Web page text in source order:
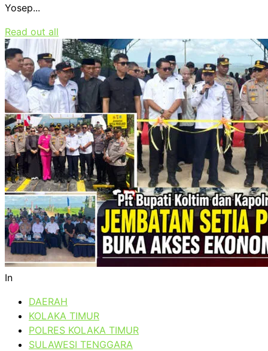
Yosep...
Read out all
In
DAERAH
KOLAKA TIMUR
POLRES KOLAKA TIMUR
SULAWESI TENGGARA